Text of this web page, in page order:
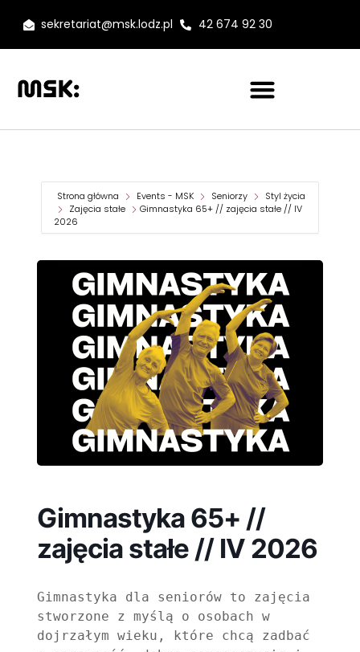
sekretariat@msk.lodz.pl 42 674 92 30
Strona główna Events - MSK Seniorzy
Styl życia
Zajęcia stałe
Gimnastyka 65+ // zajęcia stałe // IV
2026
Gimnastyka 65+ //
zajęcia stałe // IV 2026
Gimnastyka dla seniorów to zajęcia
stworzone z myślą o osobach w
dojrzałym wieku, które chcą zadbać